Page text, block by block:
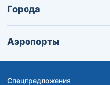
Города
Аэропорты
Спецпредложения